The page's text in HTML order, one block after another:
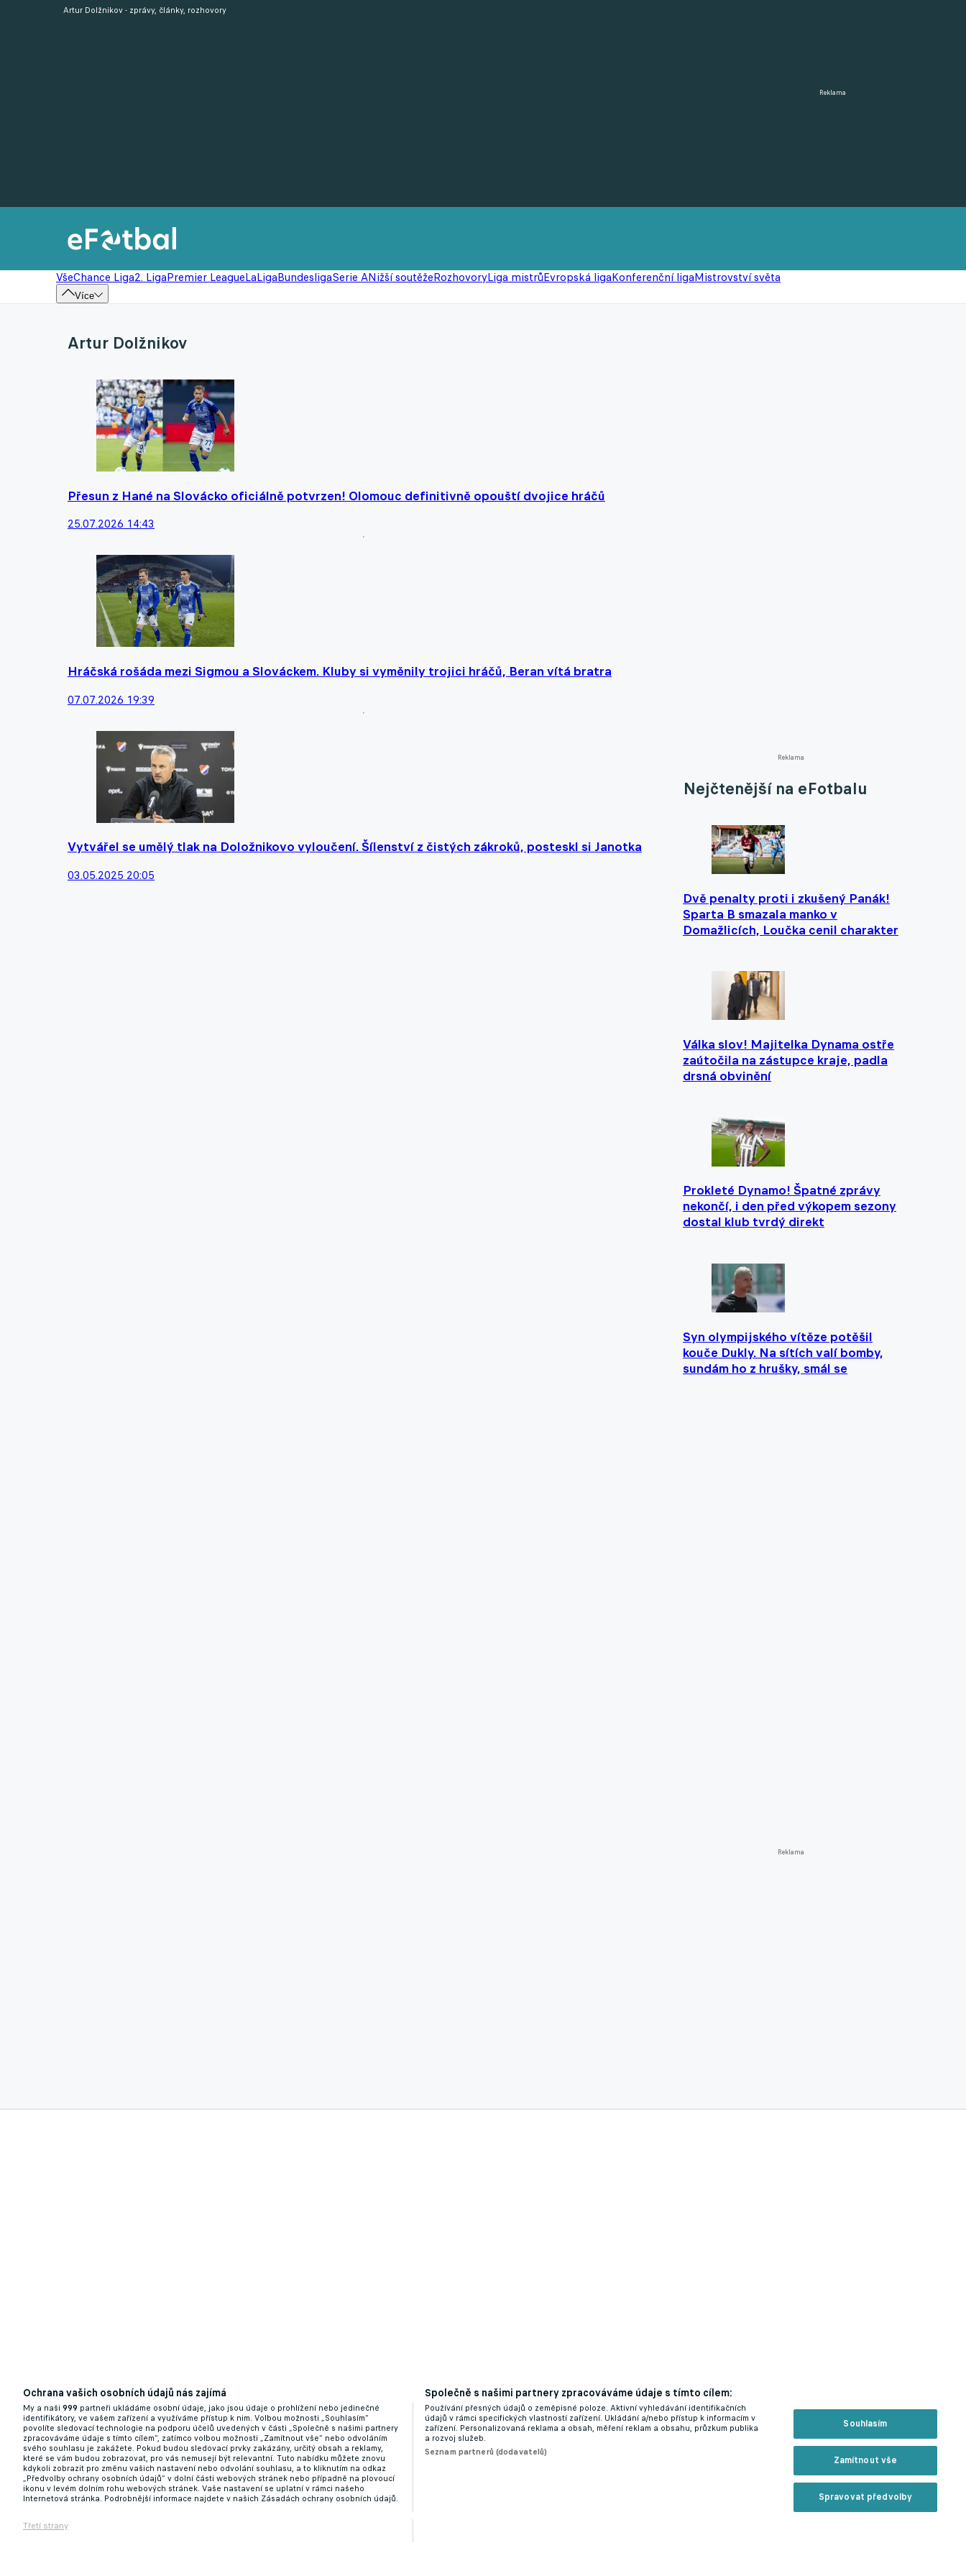
Reklama
VšeChance Liga2. LigaPremier LeagueLaLigaBundesligaSerie ANižší soutěžeRozhovoryLiga mistrůEvropská ligaKonferenční ligaMistrovství světa
Více
Artur Dolžnikov - zprávy, články, rozhovory
Artur Dolžnikov
Přesun z Hané na Slovácko oficiálně potvrzen! Olomouc definitivně opouští dvojice hráčů
25.07.2026 14:43
Hráčská rošáda mezi Sigmou a Slováckem. Kluby si vyměnily trojici hráčů, Beran vítá bratra
07.07.2026 19:39
Vytvářel se umělý tlak na Doložnikovo vyloučení. Šílenství z čistých zákroků, posteskl si Janotka
03.05.2025 20:05
Reklama
Nejčtenější na eFotbalu
Dvě penalty proti i zkušený Panák!
Sparta B smazala manko v
Domažlicích, Loučka cenil charakter
Válka slov! Majitelka Dynama ostře
zaútočila na zástupce kraje, padla
drsná obvinění
Prokleté Dynamo! Špatné zprávy
nekončí, i den před výkopem sezony
dostal klub tvrdý direkt
Syn olympijského vítěze potěšil
kouče Dukly. Na sítích valí bomby,
sundám ho z hrušky, smál se
Reklama
Ochrana vašich osobních údajů nás zajímá
My a naši 999 partneři ukládáme osobní údaje, jako jsou údaje o prohlížení nebo jedinečné
identifikátory, ve vašem zařízení a využíváme přístup k nim. Volbou možnosti „Souhlasím“
povolíte sledovací technologie na podporu účelů uvedených v části „Společně s našimi partnery
zpracováváme údaje s tímto cílem“, zatímco volbou možnosti „Zamítnout vše“ nebo odvoláním
svého souhlasu je zakážete. Pokud budou sledovací prvky zakázány, určitý obsah a reklamy,
které se vám budou zobrazovat, pro vás nemusejí být relevantní. Tuto nabídku můžete znovu
kdykoli zobrazit pro změnu vašich nastavení nebo odvolání souhlasu, a to kliknutím na odkaz
„Předvolby ochrany osobních údajů“ v dolní části webových stránek nebo případně na plovoucí
ikonu v levém dolním rohu webových stránek. Vaše nastavení se uplatní v rámci našeho
Internetová stránka. Podrobnější informace najdete v našich Zásadách ochrany osobních údajů.
Třetí strany
Společně s našimi partnery zpracováváme údaje s tímto cílem:
Používání přesných údajů o zeměpisné poloze. Aktivní vyhledávání identifikačních
údajů v rámci specifických vlastností zařízení. Ukládání a/nebo přístup k informacím v
zařízení. Personalizovaná reklama a obsah, měření reklam a obsahu, průzkum publika
a rozvoj služeb.
Seznam partnerů (dodavatelů)
Souhlasím
Zamítnout vše
Spravovat předvolby